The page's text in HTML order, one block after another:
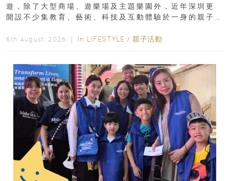
遊，除了大型商場、遊樂場及主題樂園外，近年深圳更
開設不少集教育、藝術、科技及互動體驗於一身的親子
6th August, 2026 ｜ In LIFESTYLE / 親子活動